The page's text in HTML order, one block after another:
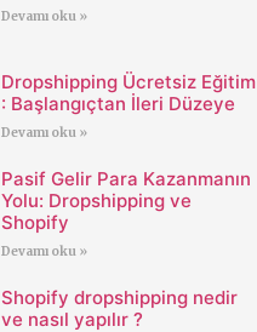
Devamı oku »
Dropshipping Ücretsiz Eğitim
: Başlangıçtan İleri Düzeye
Devamı oku »
Pasif Gelir Para Kazanmanın
Yolu: Dropshipping ve
Shopify
Devamı oku »
Shopify dropshipping nedir
ve nasıl yapılır ?